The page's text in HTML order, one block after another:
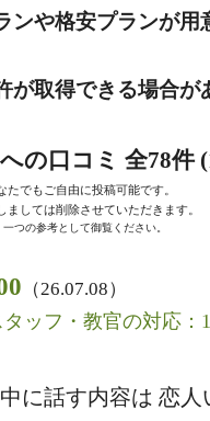
ンや格安プランが用
が取得できる場合が
への口コミ 全78件
でもご自由に投稿可能です。
しては削除させていただきます。
つの参考として御覧ください。
（26.07.08）
ッフ・教官の対応：
に話す内容は 恋